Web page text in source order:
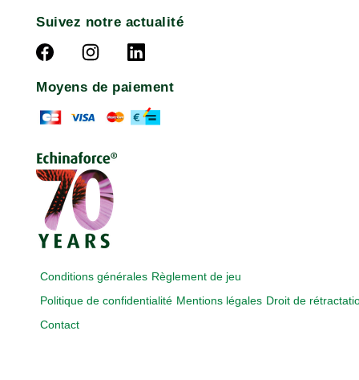
Suivez notre actualité
Moyens de paiement
Conditions générales Règlement de jeu
Politique de confidentialité Mentions légales Droit de
Contact